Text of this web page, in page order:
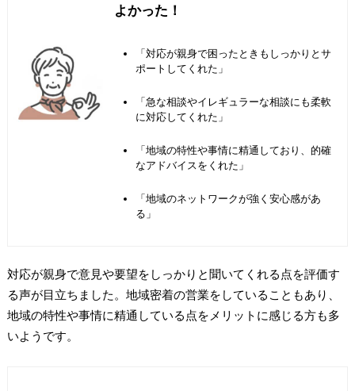
よかった！
「対応が親身で困ったときもしっかりとサ
ポートしてくれた」
「急な相談やイレギュラーな相談にも柔軟
に対応してくれた」
「地域の特性や事情に精通しており、的確
なアドバイスをくれた」
「地域のネットワークが強く安心感があ
る」
対応が親身で意見や要望をしっかりと聞いてくれる点を評価す
る声が目立ちました。地域密着の営業をしていることもあり、
地域の特性や事情に精通している点をメリットに感じる方も多
いようです。